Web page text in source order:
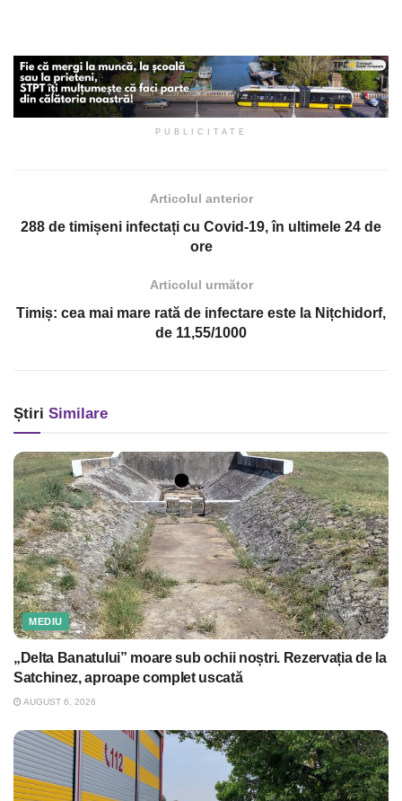
PUBLICITATE
Articolul anterior
288 de timișeni infectați cu Covid-19, în ultimele 24 de
ore
Articolul următor
Timiș: cea mai mare rată de infectare este la Nițchidorf,
de 11,55/1000
Știri Similare
MEDIU
„Delta Banatului” moare sub ochii noștri. Rezervația de la
Satchinez, aproape complet uscată
AUGUST 6, 2026